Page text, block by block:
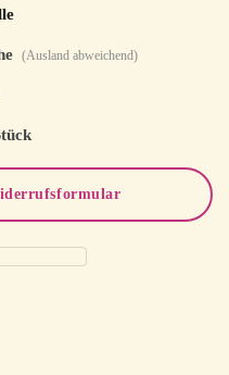
(Ausland abweichend)